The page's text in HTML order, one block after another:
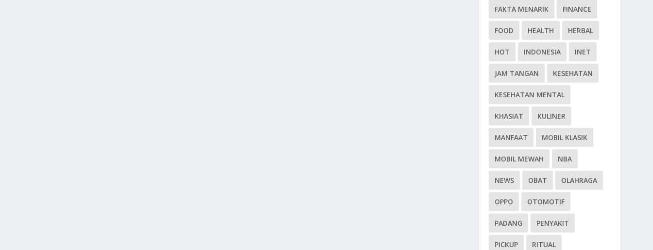
FAKTA MENARIK FINANCE
FOOD HEALTH HERBAL
HOT INDONESIA INET
JAM TANGAN KESEHATAN
KESEHATAN MENTAL
KHASIAT KULINER
MANFAAT MOBIL KLASIK
MOBIL MEWAH NBA
NEWS OBAT OLAHRAGA
OPPO OTOMOTIF
PADANG PENYAKIT
PICKUP RITUAL